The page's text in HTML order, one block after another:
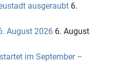
ausgeraubt 6.
August 2026 6. August
im September –